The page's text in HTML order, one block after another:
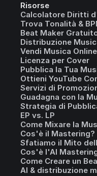
Risorse
Calcolatore Diritti
Trova Tonalità &
Beat Maker
Distribuzione
Vendi Musica Online
Licenza per Cover
Pubblica la Tua
Ottieni YouTube
Servizi di
Guadagna con la
Strategia di
EP vs. LP
Come Mixare la
Cos'è il Mastering?
Sfatiamo il Mito
Cos'è l'AI
Come Creare un
AI & distribuzione